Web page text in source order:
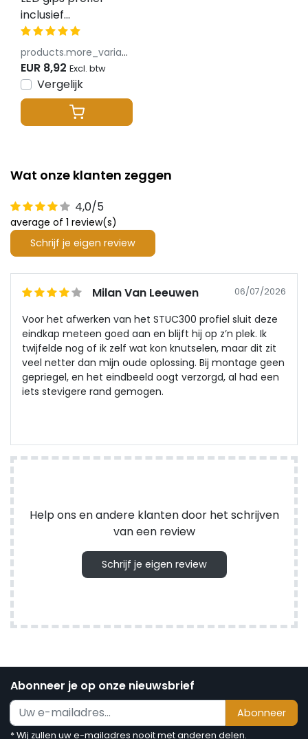
inclusief
klikafdekking 50,14
mm x 14,09mm -
GIPS300
products.more_variants_available
EUR 8,92 Excl. btw
Vergelijk
Wat onze klanten zeggen
4,0/5
average of 1 review(s)
Schrijf je eigen review
Milan Van Leeuwen 06/07/2026
Voor het afwerken van het STUC300 profiel sluit deze
eindkap meteen goed aan en blijft hij op z’n plek. Ik
twijfelde nog of ik zelf wat kon knutselen, maar dit zit
veel netter dan mijn oude oplossing. Bij montage geen
gepriegel, en het eindbeeld oogt verzorgd, al had een
iets stevigere rand gemogen.
Help ons en andere klanten door het schrijven
van een review
Schrijf je eigen review
Abonneer je op onze nieuwsbrief
Abonneer
* Wij zullen uw e-mailadres nooit met anderen delen.